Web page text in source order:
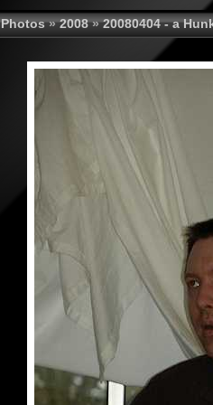
Photos»2008»20080404 - a